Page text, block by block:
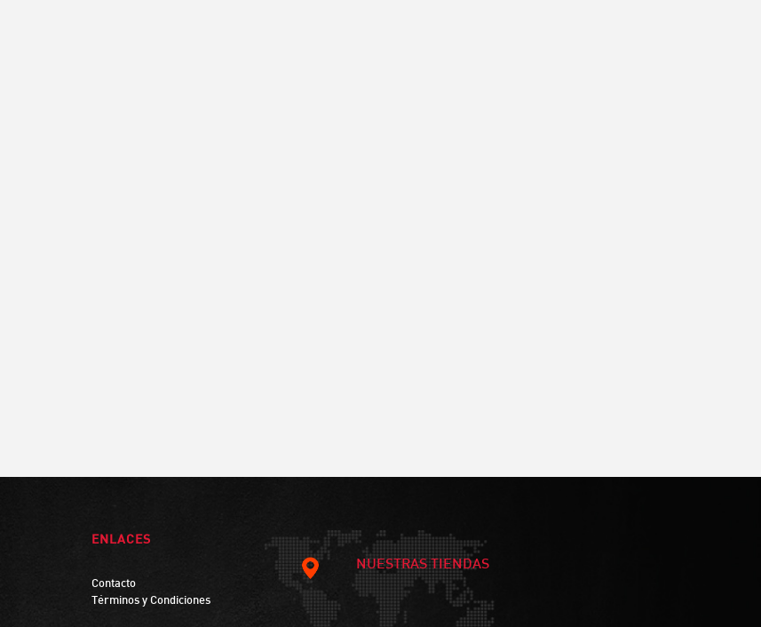
ENLACES
Contacto
Términos y Condiciones
NUESTRAS TIENDAS